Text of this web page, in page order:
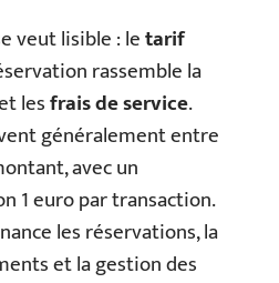
veut lisible : letarif
rassemble la
lesfrais de service.
généralement entre
avec un
1 euro par transaction.
les réservations, la
et la gestion des